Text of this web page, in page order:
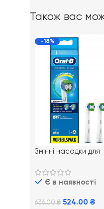
Також вас
-18%
Змінні насадки для
B EB20 Precision
Є в наявності
636.00₴ 524.00 ₴